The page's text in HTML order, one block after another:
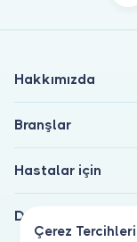
Çerez
Hakkımızda
Branşlar
Hastalar için
Doktorlar için